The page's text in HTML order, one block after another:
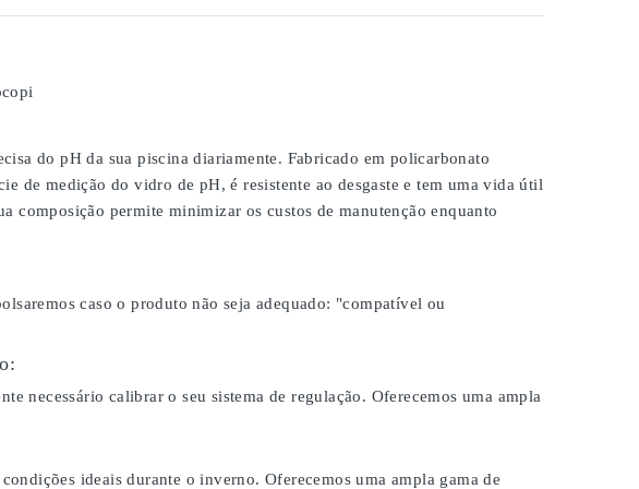
do pH da sua piscina diariamente. Fabricado em policarbonato
de medição do vidro de pH, é resistente ao desgaste e tem uma vida útil
composição permite minimizar os custos de manutenção enquanto
caso o produto não seja adequado: "compatível ou
necessário calibrar o seu sistema de regulação. Oferecemos uma ampla
ideais durante o inverno. Oferecemos uma ampla gama de